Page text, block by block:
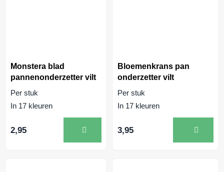
Monstera blad
pannenonderzetter vilt
Per stuk
In 17 kleuren
2,95
Bloemenkrans pan
onderzetter vilt
Per stuk
In 17 kleuren
3,95